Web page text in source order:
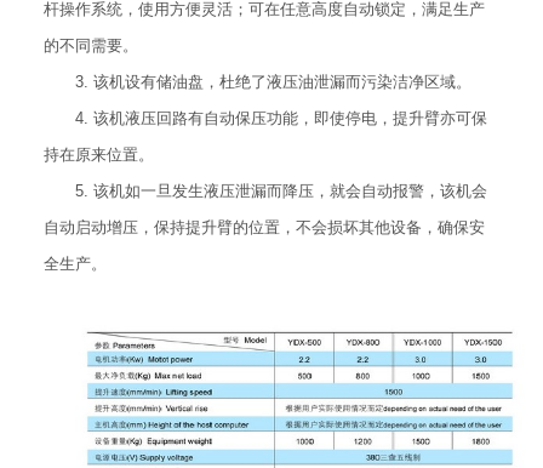
杆操作系统，使用方便灵活；可在任意高度自动锁定，满足生产
的不同需要。
3. 该机设有储油盘，杜绝了液压油泄漏而污染洁净区域。
4. 该机液压回路有自动保压功能，即使停电，提升臂亦可保
持在原来位置。
5. 该机如一旦发生液压泄漏而降压，就会自动报警，该机会
自动启动增压，保持提升臂的位置，不会损坏其他设备，确保安
全生产。